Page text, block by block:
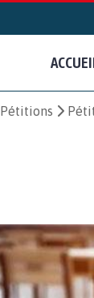
Pétitions